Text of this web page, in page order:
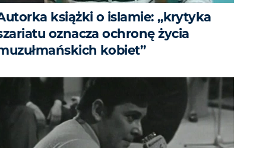
książki o islamie: „krytyka
oznacza ochronę życia
kobiet”